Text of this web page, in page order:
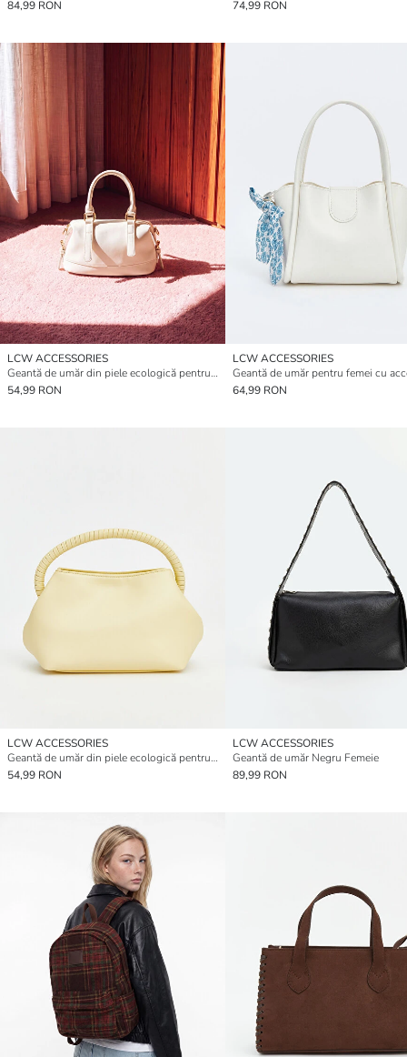
84,99 RON 74,99 RON
LCW ACCESSORIES
Geantă de umăr din piele ecologică pentru femei
54,99 RON
LCW ACCESSORIES
64,99 RON
LCW ACCESSORIES
Geantă de umăr din piele ecologică pentru femei
54,99 RON
LCW ACCESSORIES
Geantă de umăr Negru Femeie
89,99 RON